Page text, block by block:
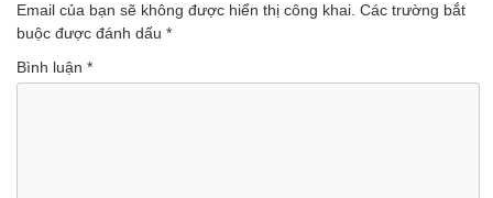
Email của bạn sẽ không được hiển thị công khai. Các trường bắt
buộc được đánh dấu *
Bình luận *